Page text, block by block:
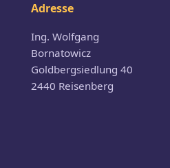
Adresse
Ing. Wolfgang
Bornatowicz
Goldbergsiedlung 40
2440 Reisenberg